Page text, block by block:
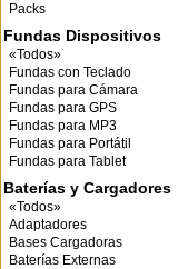
Packs
Fundas Dispositivos
«Todos»
Fundas con Teclado
Fundas para Cámara
Fundas para GPS
Fundas para MP3
Fundas para Portátil
Fundas para Tablet
Baterías y Cargadores
«Todos»
Adaptadores
Bases Cargadoras
Baterías Externas